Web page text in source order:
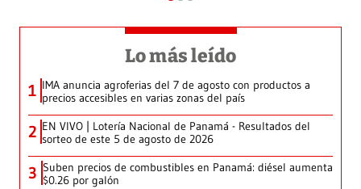
Lo más leído
1 IMA anuncia agroferias del 7 de agosto con productos a
precios accesibles en varias zonas del país
2 EN VIVO | Lotería Nacional de Panamá - Resultados del
sorteo de este 5 de agosto de 2026
3 Suben precios de combustibles en Panamá: diésel aumenta
$0.26 por galón